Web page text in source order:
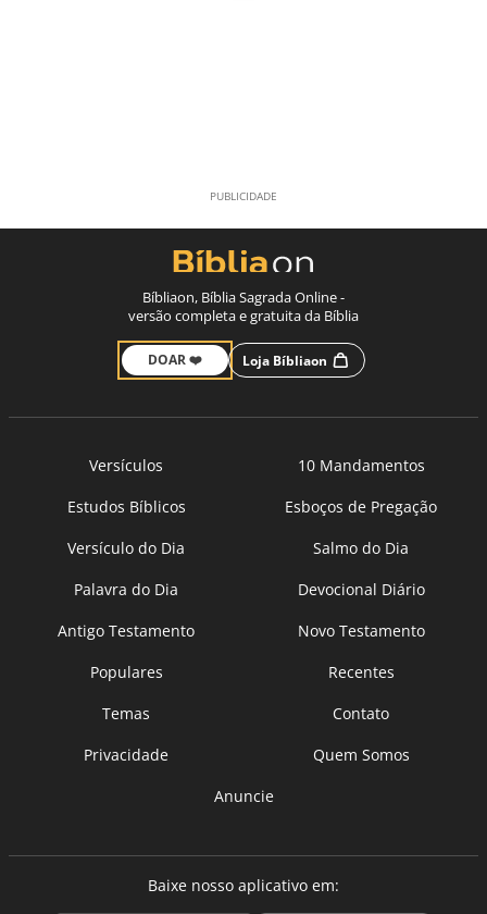
Bíbliaon, Bíblia Sagrada Online -
versão completa e gratuita da Bíblia
DOAR ❤️ Loja Bíbliaon
Versículos
10 Mandamentos
Estudos Bíblicos
Esboços de Pregação
Versículo do Dia
Salmo do Dia
Palavra do Dia
Devocional Diário
Antigo Testamento
Novo Testamento
Populares
Recentes
Temas
Contato
Privacidade
Quem Somos
Anuncie
Baixe nosso aplicativo em: